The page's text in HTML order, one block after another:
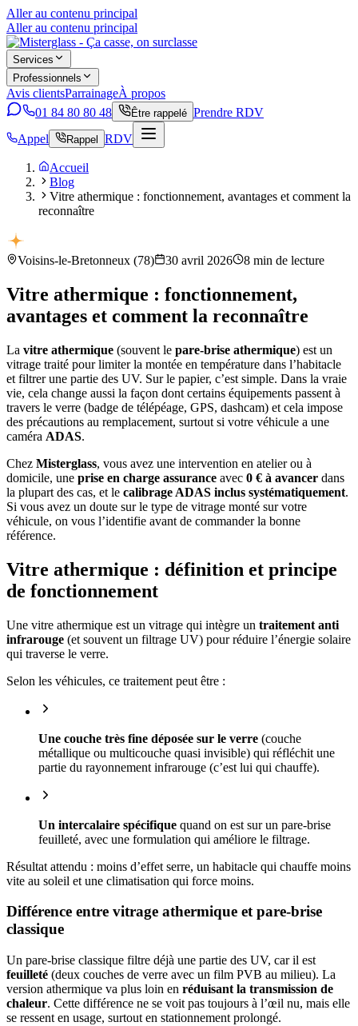
Aller au contenu principal
Aller au contenu principal
Services
Professionnels
Avis clientsParrainageÀ propos
01 84 80 80 48
Être rappelé Prendre RDV
Appel
Rappel RDV
Accueil
Blog
Vitre athermique : fonctionnement, avantages et comment la
reconnaître
Voisins-le-Bretonneux (78) 30 avril 2026 8 min de lecture
Vitre athermique : fonctionnement,
avantages et comment la reconnaître
La vitre athermique (souvent le pare-brise athermique) est un
vitrage traité pour limiter la montée en température dans l’habitacle
et filtrer une partie des UV. Sur le papier, c’est simple. Dans la vraie
vie, cela change aussi la façon dont certains équipements passent à
travers le verre (badge de télépéage, GPS, dashcam) et cela impose
des précautions au remplacement, surtout si votre véhicule a une
caméra ADAS.
Chez Misterglass, vous avez une intervention en atelier ou à
domicile, une prise en charge assurance avec 0 € à avancer dans
la plupart des cas, et le calibrage ADAS inclus systématiquement.
Si vous avez un doute sur le type de vitrage monté sur votre
véhicule, on vous l’identifie avant de commander la bonne
référence.
Vitre athermique : définition et principe
de fonctionnement
Une vitre athermique est un vitrage qui intègre un traitement anti
infrarouge (et souvent un filtrage UV) pour réduire l’énergie solaire
qui traverse le verre.
Selon les véhicules, ce traitement peut être :
Une couche très fine déposée sur le verre (couche
métallique ou multicouche quasi invisible) qui réfléchit une
partie du rayonnement infrarouge (c’est lui qui chauffe).
Un intercalaire spécifique quand on est sur un pare-brise
feuilleté, avec une formulation qui améliore le filtrage.
Résultat attendu : moins d’effet serre, un habitacle qui chauffe moins
vite au soleil et une climatisation qui force moins.
Différence entre vitrage athermique et pare-brise
classique
Un pare-brise classique filtre déjà une partie des UV, car il est
feuilleté (deux couches de verre avec un film PVB au milieu). La
version athermique va plus loin en réduisant la transmission de
chaleur. Cette différence ne se voit pas toujours à l’œil nu, mais elle
se ressent en usage, surtout en stationnement prolongé.